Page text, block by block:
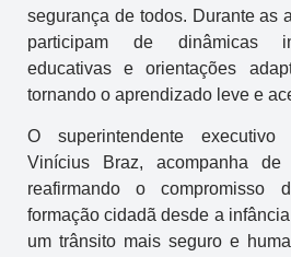
segurança de todos. Durante as
participam de dinâmicas
educativas e orientações
tornando o aprendizado leve e
O superintendente executivo
Vinícius Braz, acompanha
reafirmando o compromisso
formação cidadã desde a
um trânsito mais seguro e